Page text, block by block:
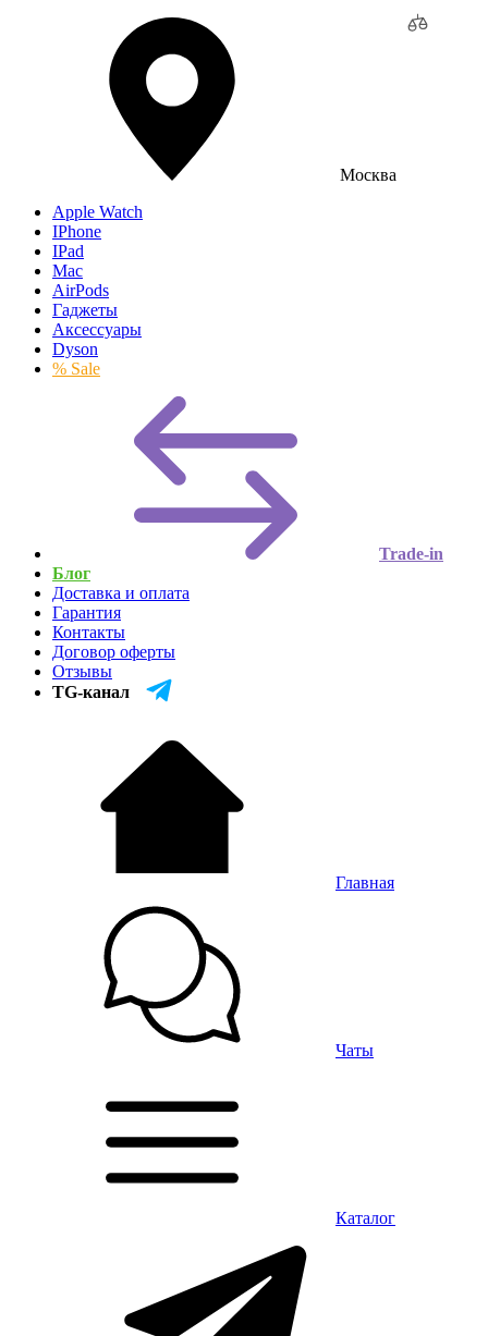
Москва
Apple Watch
IPhone
IPad
Mac
AirPods
Гаджеты
Аксессуары
Dyson
% Sale
Trade-in
Блог
Доставка и оплата
Гарантия
Контакты
Договор оферты
Отзывы
TG-канал
Главная
Чаты
Каталог